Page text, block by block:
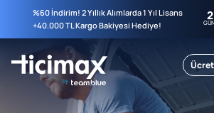
%60 İndirim! 2 Yıllık Alımlarda 1 Yıl Lisans
+40.000 TL Kargo Bakiyesi Hediye!
2
GÜN